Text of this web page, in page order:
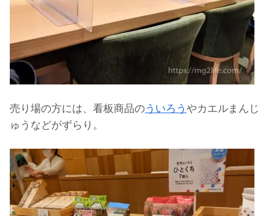
売り場の方には、看板商品のういろう やカエルまんじ
ゅうなどがずらり。